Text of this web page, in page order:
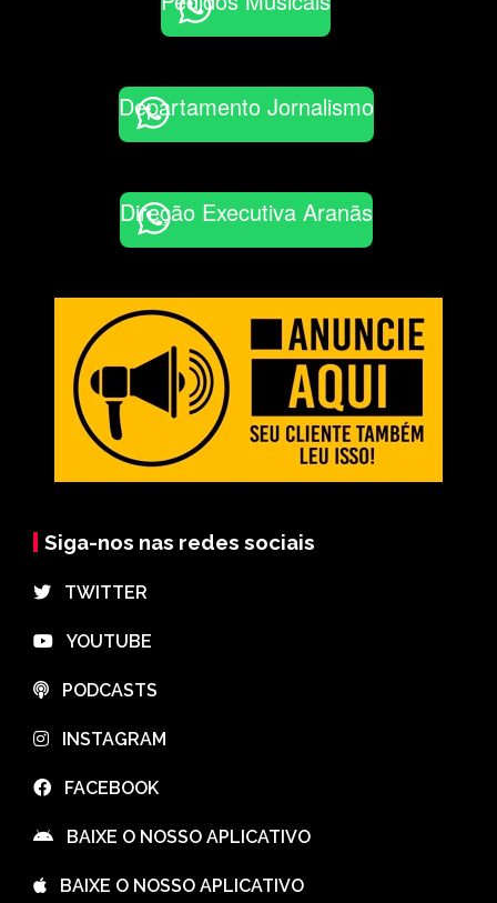
Departamento Jornalismo
Direção Executiva Aranãs
Siga-nos nas redes sociais
⠀TWITTER
⠀YOUTUBE
⠀PODCASTS
⠀INSTAGRAM
⠀FACEBOOK
⠀BAIXE O NOSSO APLICATIVO
⠀BAIXE O NOSSO APLICATIVO